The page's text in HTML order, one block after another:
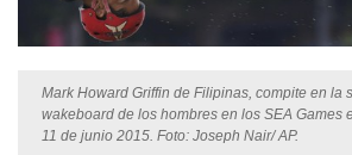
Mark Howard Griffin de Filipinas, compite en la
wakeboard de los hombres en los SEA Games
11 de junio 2015. Foto: Joseph Nair/ AP.